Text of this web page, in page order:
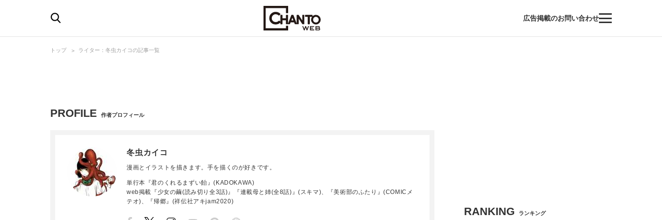
広告掲載のお問い合わせ
トップ ライター：冬虫カイコの記事一覧
PROFILE 作者プロフィール
冬虫カイコ
漫画とイラストを描きます。手を描くのが好きです。
単行本『君のくれるまずい飴』(KADOKAWA)
web掲載『少女の繭(読み切り全3話)』『連載母と姉(全8話)』(スキマ)、『美術部のふたり』(COMICメ
テオ)、『帰郷』(祥伝社アキjam2020)
RANKING ランキング